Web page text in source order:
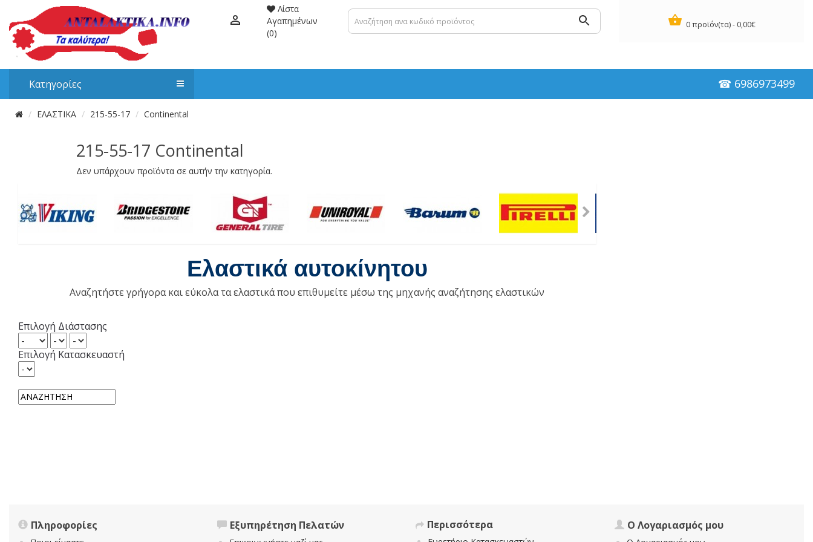
Λίστα
Αγαπημένων
(0)
0 προϊόν(τα) - 0,00€
Κατηγορίες ☎ 6986973499
ΕΛΑΣΤΙΚΑ 215-55-17 Continental
215-55-17 Continental
Δεν υπάρχουν προϊόντα σε αυτήν την κατηγορία.
Ελαστικά αυτοκίνητου
Αναζητήστε γρήγορα και εύκολα τα ελαστικά που επιθυμείτε μέσω της μηχανής αναζήτησης ελαστικών
Επιλογή Διάστασης
Επιλογή Κατασκευαστή
Πληροφορίες Εξυπηρέτηση Πελατών Περισσότερα Ο Λογαριασμός μου